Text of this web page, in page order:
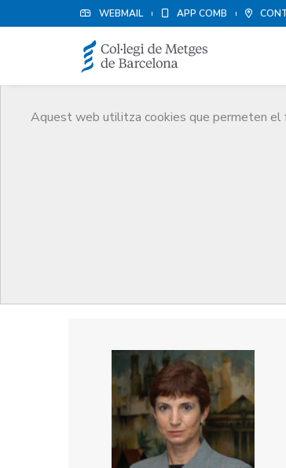
WEBMAIL APP COMB
Aquest web utilitza cookies que permeten el
Guardonat